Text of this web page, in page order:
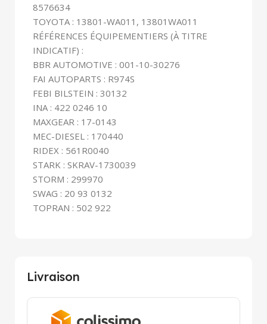
8576634
TOYOTA : 13801-WA011, 13801WA011
RÉFÉRENCES ÉQUIPEMENTIERS (À TITRE
INDICATIF) :
BBR AUTOMOTIVE : 001-10-30276
FAI AUTOPARTS : R974S
FEBI BILSTEIN : 30132
INA : 422 0246 10
MAXGEAR : 17-0143
MEC-DIESEL : 170440
RIDEX : 561R0040
STARK : SKRAV-1730039
STORM : 299970
SWAG : 20 93 0132
TOPRAN : 502 922
Livraison